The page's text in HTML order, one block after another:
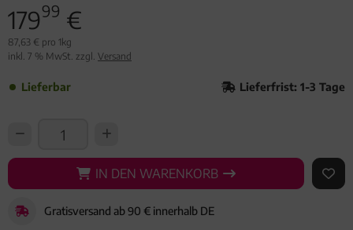
17999 €
87,63 € pro 1kg
inkl. 7 % MwSt. zzgl. Versand
Lieferbar Lieferfrist: 1-3 Tage
IN DEN WARENKORB
IN DEN WARENKORB AUF
Gratisversand ab 90 € innerhalb DE